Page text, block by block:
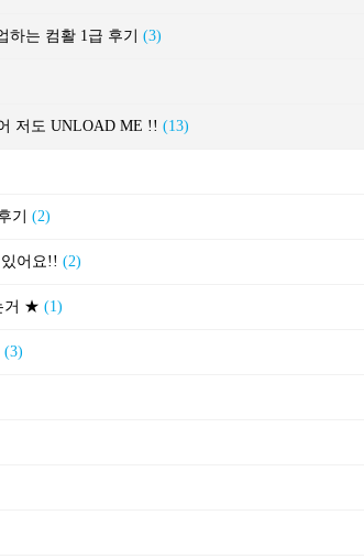
하는 컴활 1급 후기 (3)
저도 UNLOAD ME !! (13)
기 (2)
어요!! (2)
거 ★ (1)
(3)